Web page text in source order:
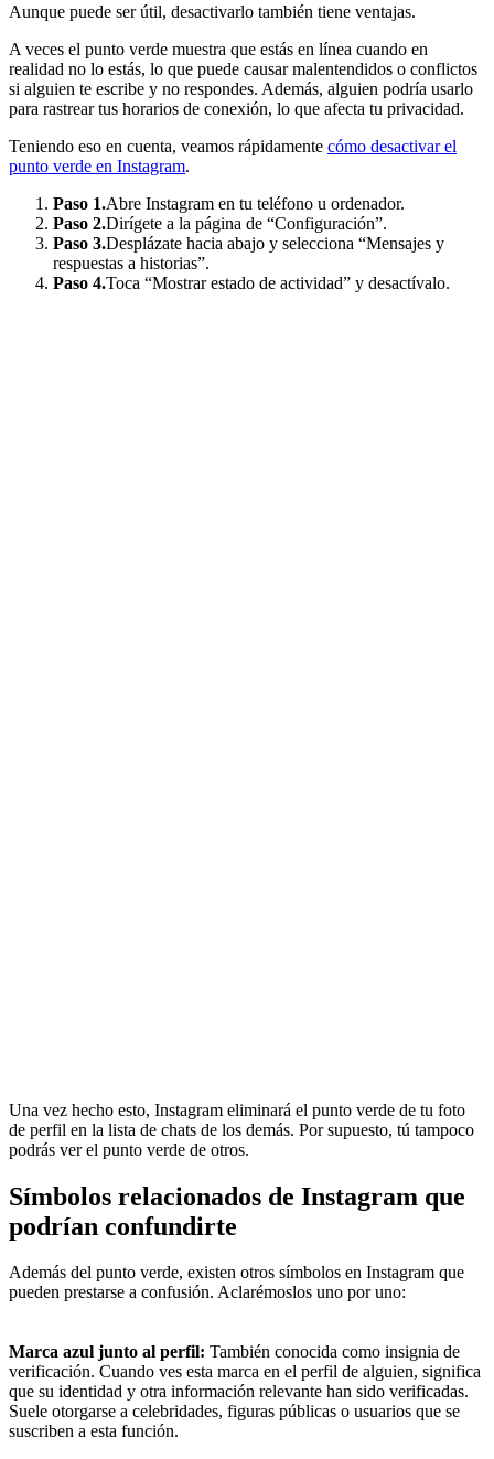
Aunque puede ser útil, desactivarlo también tiene ventajas.
A veces el punto verde muestra que estás en línea cuando en
realidad no lo estás, lo que puede causar malentendidos o conflictos
si alguien te escribe y no respondes. Además, alguien podría usarlo
para rastrear tus horarios de conexión, lo que afecta tu privacidad.
Teniendo eso en cuenta, veamos rápidamente cómo desactivar el
punto verde en Instagram.
Paso 1.Abre Instagram en tu teléfono u ordenador.
Paso 2.Dirígete a la página de “Configuración”.
Paso 3.Desplázate hacia abajo y selecciona “Mensajes y
respuestas a historias”.
Paso 4.Toca “Mostrar estado de actividad” y desactívalo.
Una vez hecho esto, Instagram eliminará el punto verde de tu foto
de perfil en la lista de chats de los demás. Por supuesto, tú tampoco
podrás ver el punto verde de otros.
Símbolos relacionados de Instagram que
podrían confundirte
Además del punto verde, existen otros símbolos en Instagram que
pueden prestarse a confusión. Aclarémoslos uno por uno:
Marca azul junto al perfil: También conocida como insignia de
verificación. Cuando ves esta marca en el perfil de alguien, significa
que su identidad y otra información relevante han sido verificadas.
Suele otorgarse a celebridades, figuras públicas o usuarios que se
suscriben a esta función.